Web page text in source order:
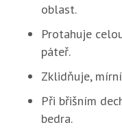
oblast.
Protahuje
páteř.
Zklidňuje,
Při břišním
bedra.